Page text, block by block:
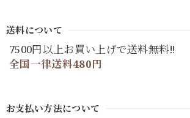
送料について
7500円以上お買い上げで送料無料‼
全国一律送料480円
お支払い方法について